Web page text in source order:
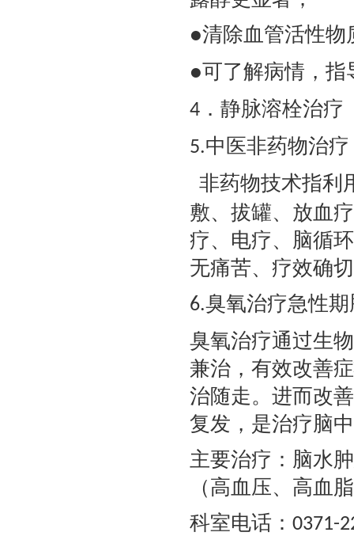
●清除血管活性物
●可了解病情，指
4 ． 静脉溶栓治疗
5.中医非药物治疗
非药物技术指利
敷、拔罐、放血
疗、电疗、脑循
无痛苦、疗效确
6.臭氧治疗急性
臭氧治疗通过生
兼治，有效改善
治随走。进而改
复发，是治疗脑
主要治疗：脑水
（高血压、高
科室电话： 0371-